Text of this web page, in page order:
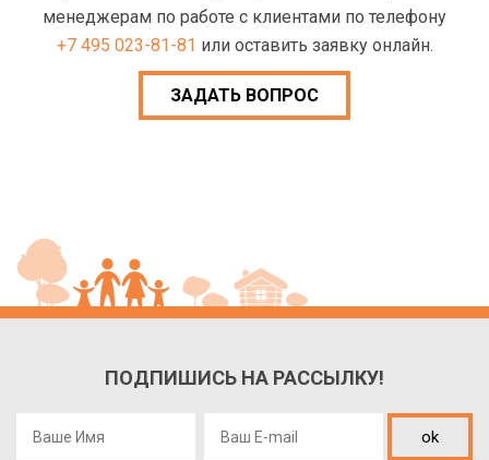
менеджерам по работе с клиентами по телефону
+7 495 023-81-81 или оставить заявку онлайн.
ЗАДАТЬ ВОПРОС
ПОДПИШИСЬ НА РАССЫЛКУ!
ok